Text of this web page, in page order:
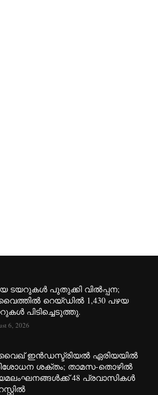
ടയറുകൾ പുതുക്കി വിൽപ്പന;
റെയ്ഡിൽ 1,430 പഴയ
പിടിച്ചെടുത്തു.
6, 2026
ഇൻഡസ്ട്രിയൽ ഏരിയയിൽ
ശക്തം; താമസ-തൊഴിൽ
48 പ്രവാസികൾ